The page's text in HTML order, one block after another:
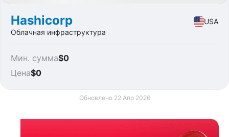
Hashicorp
USA
Облачная инфраструктура
$0
Цена
$0
Мин. сумма
Обновлено 22 Апр 2026